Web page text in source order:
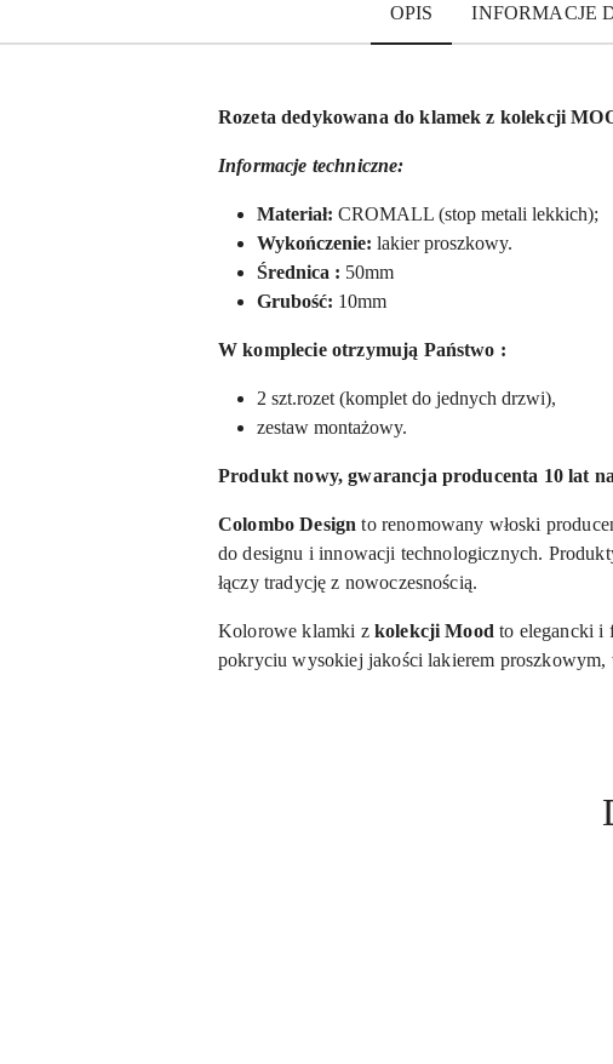
OPIS INFORMACJE
Rozeta dedykowana do klamek z kolekcji
Informacje techniczne:
Materiał: CROMALL (stop metali lekkich);
Wykończenie: lakier proszkowy.
Średnica : 50mm
Grubość: 10mm
W komplecie otrzymują Państwo :
2 szt.rozet (komplet do jednych drzwi),
zestaw montażowy.
Produkt nowy, gwarancja producenta 10 lat
Colombo Design to renomowany włoski
do designu i innowacji technologicznych.
łączy tradycję z nowoczesnością.
Kolorowe klamki z kolekcji Mood to elegancki i
pokryciu wysokiej jakości lakierem proszkowym,